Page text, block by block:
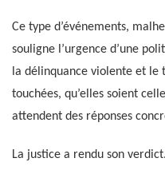
Ce type d’événements,
souligne l’urgence d’une
la délinquance violente et le
touchées, qu’elles soient
attendent des réponses
La justice a rendu son